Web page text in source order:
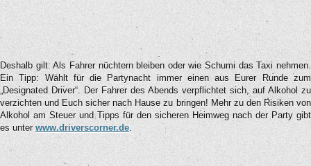
Deshalb gilt: Als Fahrer nüchtern bleiben oder wie Schumi das Taxi nehmen.
Ein Tipp: Wählt für die Partynacht immer einen aus Eurer Runde zum
„Designated Driver“. Der Fahrer des Abends verpflichtet sich, auf Alkohol zu
verzichten und Euch sicher nach Hause zu bringen! Mehr zu den Risiken von
Alkohol am Steuer und Tipps für den sicheren Heimweg nach der Party gibt
es unter www.driverscorner.de